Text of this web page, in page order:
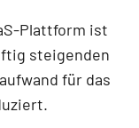
Plattform ist
steigenden
für das